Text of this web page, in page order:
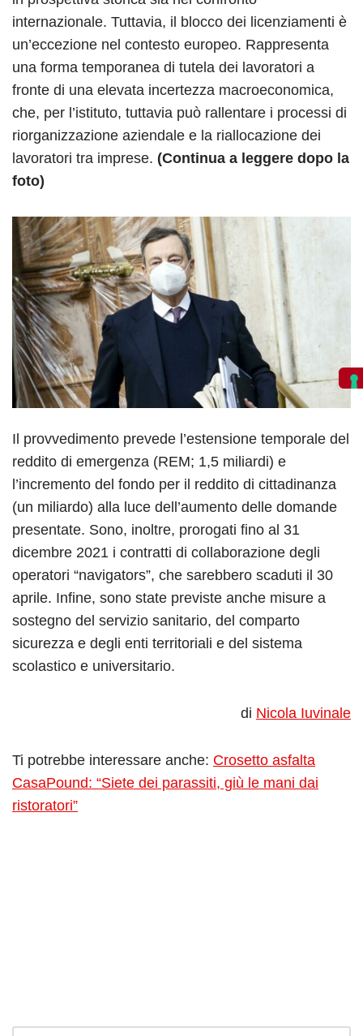
internazionale. Tuttavia, il blocco dei licenziamenti è
un’eccezione nel contesto europeo. Rappresenta
una forma temporanea di tutela dei lavoratori a
fronte di una elevata incertezza macroeconomica,
che, per l’istituto, tuttavia può rallentare i processi di
riorganizzazione aziendale e la riallocazione dei
lavoratori tra imprese. (Continua a leggere dopo la
foto)
Il provvedimento prevede l’estensione temporale del
reddito di emergenza (REM; 1,5 miliardi) e
l’incremento del fondo per il reddito di cittadinanza
(un miliardo) alla luce dell’aumento delle domande
presentate. Sono, inoltre, prorogati fino al 31
dicembre 2021 i contratti di collaborazione degli
operatori “navigators”, che sarebbero scaduti il 30
aprile. Infine, sono state previste anche misure a
sostegno del servizio sanitario, del comparto
sicurezza e degli enti territoriali e del sistema
scolastico e universitario.
di Nicola Iuvinale
Ti potrebbe interessare anche: Crosetto asfalta
CasaPound: “Siete dei parassiti, giù le mani dai
ristoratori”